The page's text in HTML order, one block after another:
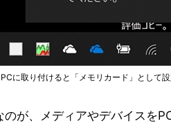
に取り付けると「メモリカード」として
のが、メディアやデバイスを